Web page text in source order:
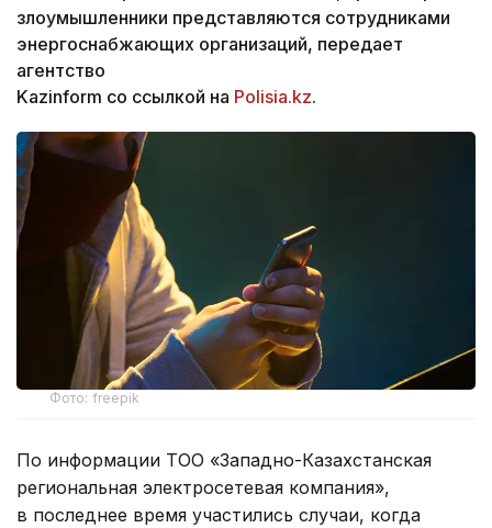
злоумышленники представляются сотрудниками
энергоснабжающих организаций, передает
агентство
Kazinform со ссылкой на Polisia.kz.
Фото: freepik
По информации ТОО «Западно-Казахстанская
региональная электросетевая компания»,
в последнее время участились случаи, когда